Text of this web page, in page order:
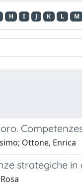
H I J K L M
Ottone, Enrica
strategiche